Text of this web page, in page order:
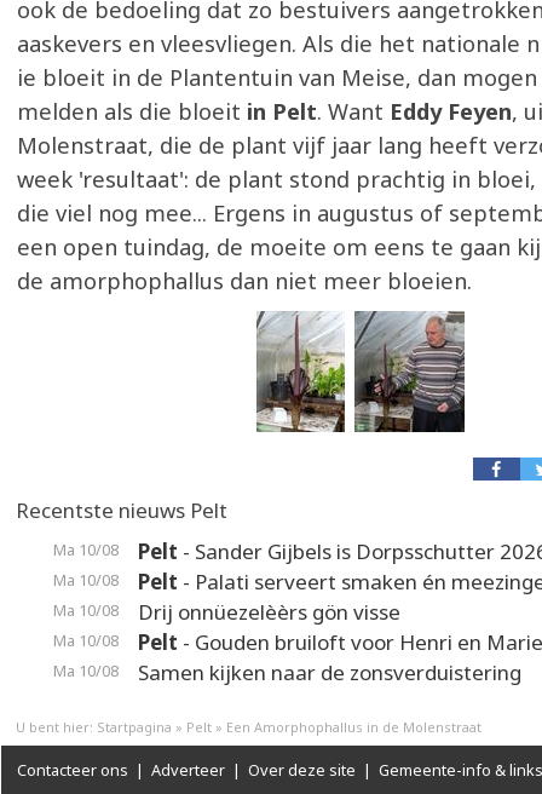
ook de bedoeling dat zo bestuivers
aaskevers en vleesvliegen. Als die het nationale
ie bloeit in de Plantentuin van Meise, dan
melden als die bloeit in Pelt. Want Eddy Feyen,
Molenstraat, die de plant vijf jaar lang heeft
week 'resultaat': de plant stond prachtig in bloei,
die viel nog mee... Ergens in augustus of
een open tuindag, de moeite om eens te gaan
de amorphophallus dan niet meer bloeien.
Recentste nieuws Pelt
Ma 10/08 Pelt - Sander Gijbels is Dorpsschutter
Ma 10/08 Pelt - Palati serveert smaken én
Ma 10/08 Drij onnüezelèèrs gön visse
Ma 10/08 Pelt - Gouden bruiloft voor Henri en
Ma 10/08 Samen kijken naar de zonsverduistering
U bent hier: Startpagina » Pelt » Een Amorphophallus in de Molenstraat
Contacteer ons | Adverteer | Over deze site | Gemeente-info & links